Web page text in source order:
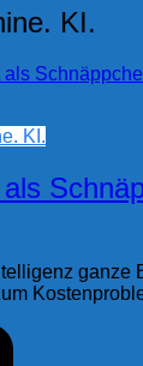
KI.
KI.
ganze